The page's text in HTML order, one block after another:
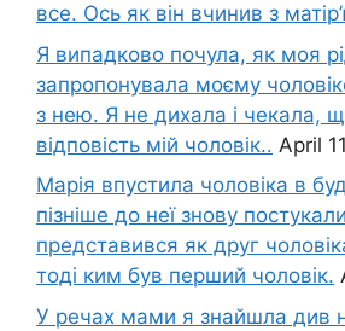
все. Ось як він вчинив з
Я випадково почула, як моя
запропонувала моєму
з нею. Я не дихала і чекала,
відповість мій чоловік.. April
Марія впустила чоловіка в
пізніше до неї знову
представився як друг
тоді ким був перший чоловік.
У речах мами я знайшла див